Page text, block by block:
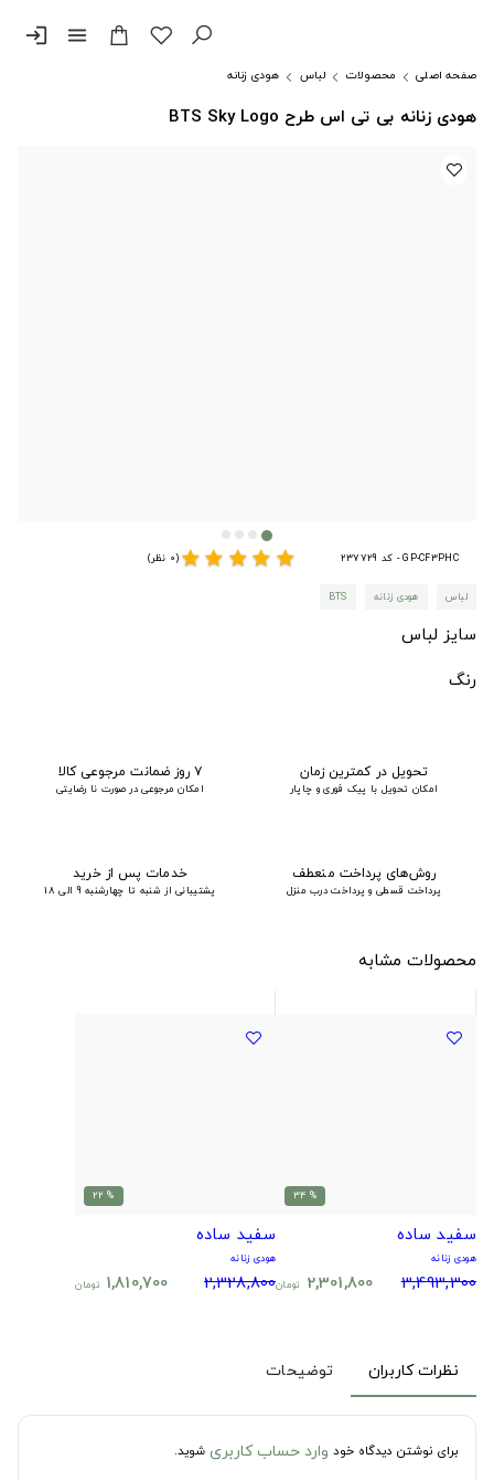
menu
login
صفحه اصلی محصولات لباس هودی زنانه
هودی زنانه بی تی اس طرح BTS Sky Logo
GP-CF3PHC - کد 237729 star
star
star
star
star(0 نظر)
لباس هودی زنانه BTS
سایز لباس
رنگ
تحویل در کمترین زمان
امکان تحویل با پیک فوری و چاپار
۷ روز ضمانت مرجوعی کالا
امکان مرجوعی در صورت نا رضایتی
روش‌های پرداخت منعطف
پرداخت قسطی و پرداخت درب منزل
خدمات پس از خرید
پشتیبانی از شنبه تا چهارشنبه 9 الی 18
محصولات مشابه
% 34
سفید ساده
هودی زنانه
3,493,300
2,301,800 تومان
% 22
سفید ساده
هودی زنانه
2,328,800
1,810,700 تومان
نظرات کاربران توضیحات
برای نوشتن دیدگاه خود وارد حساب کاربری شوید.